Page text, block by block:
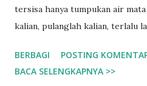
tersisa hanya tumpukan air
kalian, pulanglah kalian, terlalu
mainan yg memanggilmu
ingatkah kalian akan aku? akan
BERBAGI
POSTING
BACA SELENGKAPNYA >>